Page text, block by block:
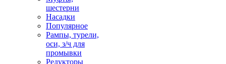
шестерни
Насадки
Популярное
Рампы, турели,
оси, з/ч для
промывки
Редукторы